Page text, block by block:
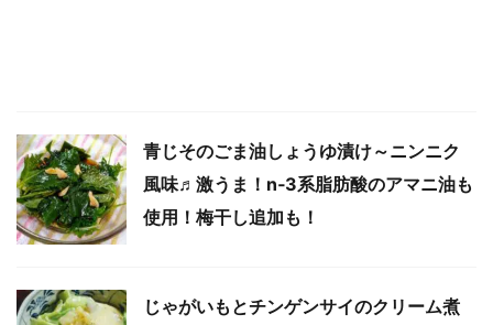
青じそのごま油しょうゆ漬け～ニンニク
風味♬激うま！n‐3系脂肪酸のアマニ油も
使用！梅干し追加も！
じゃがいもとチンゲンサイのクリーム煮